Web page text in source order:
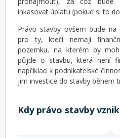
inkasovat úplatu (pokud si to
Právo stavby ovšem bude
pro ty, kteří nemají
pozemku, na kterém by
půjde o stavbu, která není
například k podnikatelské
jim investice do stavby během
Kdy právo stavby